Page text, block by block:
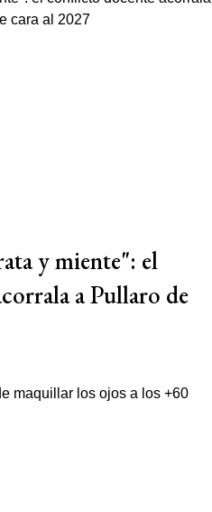
y miente": el
a Pullaro de